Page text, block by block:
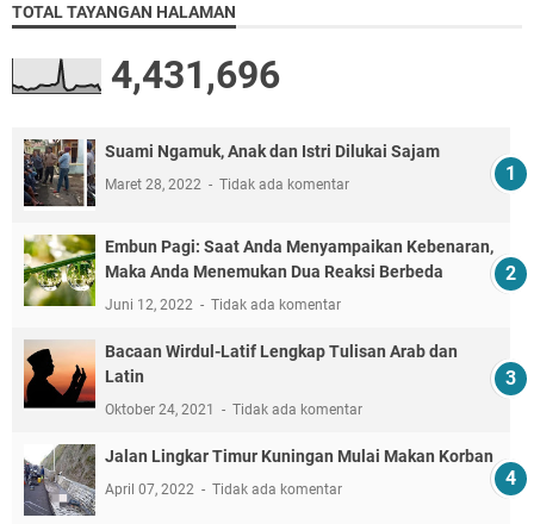
TOTAL TAYANGAN HALAMAN
4,431,696
Suami Ngamuk, Anak dan Istri Dilukai Sajam
Maret 28, 2022 Tidak ada komentar
Embun Pagi: Saat Anda Menyampaikan Kebenaran,
Maka Anda Menemukan Dua Reaksi Berbeda
Juni 12, 2022 Tidak ada komentar
Bacaan Wirdul-Latif Lengkap Tulisan Arab dan
Latin
Oktober 24, 2021 Tidak ada komentar
Jalan Lingkar Timur Kuningan Mulai Makan Korban
April 07, 2022 Tidak ada komentar